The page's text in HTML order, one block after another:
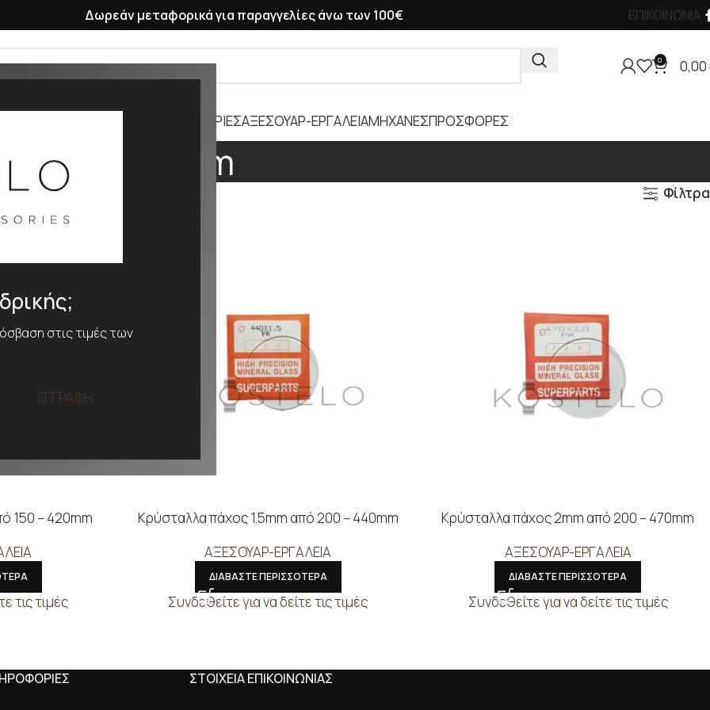
στις τιμές των
ΕΓΓΡΑΦΗ
Δωρεάν μεταφορικά για παραγγελίες άνω των 100€ ΕΠΙΚΟΙΝΩΝΙΑ
0 0,00
ΜΠΑΤΑΡΙΕΣΑΞΕΣΟΥΑΡ-ΕΡΓΑΛΕΙΑΜΗΧΑΝΕΣΠΡΟΣΦΟΡΕΣ
210mm
210mm Φίλτρα
150 – 420mm
τις τιμές
Κρύσταλλα πάχος 1.5mm από 200 – 440mm
ΑΞΕΣΟΥΑΡ-ΕΡΓΑΛΕΙΑ
ΔΙΑΒΑΣΤΕ ΠΕΡΙΣΣΟΤΕΡΑ
Συνδεθείτε για να δείτε τις τιμές
Κρύσταλλα πάχος 2mm από 200 – 470mm
ΑΞΕΣΟΥΑΡ-ΕΡΓΑΛΕΙΑ
ΔΙΑΒΑΣΤΕ ΠΕΡΙΣΣΟΤΕΡΑ
Συνδεθείτε για να δείτε τις τιμές
ΣΤΟΙΧΕΙΑ ΕΠΙΚΟΙΝΩΝΙΑΣ